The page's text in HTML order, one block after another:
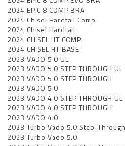
2024 EPIC 8 COMP BRA
2024 Chisel Hardtail Comp
2024 Chisel Hardtail
2024 CHISEL HT COMP
2024 CHISEL HT BASE
2023 VADO 5.0 UL
2023 VADO 5.0 STEP THROUGH UL
2023 VADO 5.0 STEP THROUGH
2023 VADO 5.0
2023 VADO 4.0 STEP THROUGH UL
2023 VADO 4.0 STEP THROUGH
2023 VADO 4.0
2023 Turbo Vado 5.0 Step-Through
2023 Turbo Vado 5.0